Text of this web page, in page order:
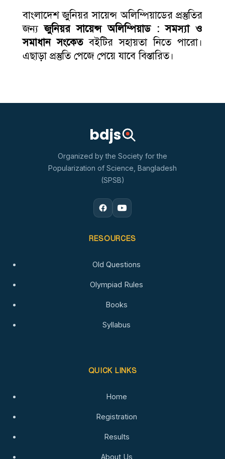
বাংলাদেশ জুনিয়র সায়েন্স অলিম্পিয়াডের প্রস্তুতির
জন্যজুনিয়র সায়েন্স অলিম্পিয়াড : সমস্যা ও
সমাধান সংকেতবইটির সহায়তা নিতে পারো।
এছাড়া প্রস্তুতি পেজে পেয়ে যাবে বিস্তারিত।
bdjs
Organized by the Society for the
Popularization of Science, Bangladesh
(SPSB)
RESOURCES
Old Questions
Olympiad Rules
Books
Syllabus
QUICK LINKS
Home
Registration
Results
About Us